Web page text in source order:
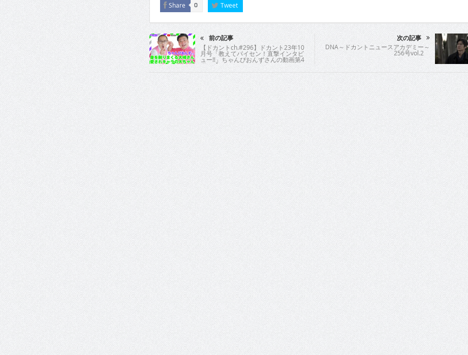
Share 0 Tweet
前の記事
【ドカントch.#296】ドカント23年10
月号「教えてパイセン！直撃インタビ
ュー!!」ちゃんぴおんずさんの動画第4
弾！【ちゃんぴおんずさん4/4
次の記事
DNA～ドカントニュースアカデミー～
256号vol.2